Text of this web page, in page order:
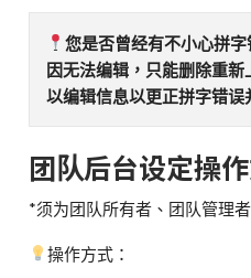
您是否曾经有不小心拼
因无法编辑，只能删除重新
以编辑信息以更正拼字错误
团队后台设定操作
*须为团队所有者、团队管理
操作方式：